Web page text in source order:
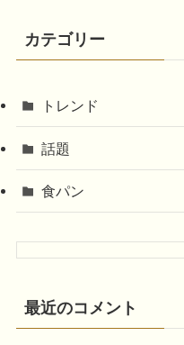
カテゴリー
トレンド
話題
食パン
最近のコメント